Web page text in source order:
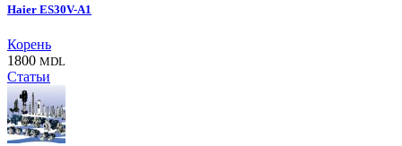
Haier ES30V-A1
Корень
1800 MDL
Статьи